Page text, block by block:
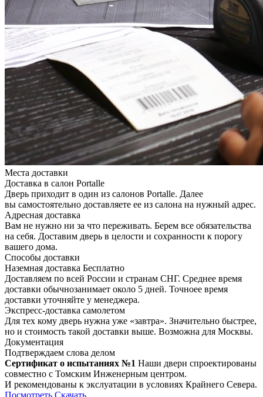
Места доставки
Доставка в салон Portalle
Дверь приходит в один из салонов Portalle. Далее
вы самостоятельно доставляете ее из салона на нужный адрес.
Адресная доставка
Вам не нужно ни за что переживать. Берем все обязательства
на себя. Доставим дверь в целости и сохранности к порогу
вашего дома.
Способы доставки
Наземная доставка Бесплатно
Доставляем по всей России и странам СНГ. Среднее время
доставки обычнозанимает около 5 дней. Точноее время
доставки уточняйте у менеджера.
Экспресс-доставка самолетом
Для тех кому дверь нужна уже «завтра». Значительно быстрее,
но и стоимость такой доставки выше. Возможна для Москвы.
Документация
Подтверждаем слова делом
Сертификат о испытаниях №1 Наши двери спроектированы
совместно с Томским Инженерным центром.
И рекомендованы к экслуатации в условиях Крайнего Севера.
Посмотреть Скачать